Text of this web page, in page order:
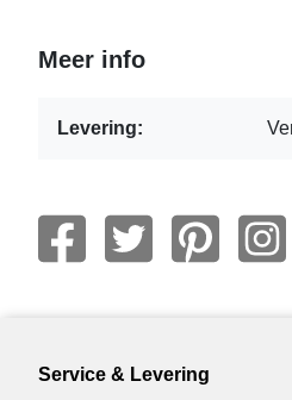
Meer info
Levering:
Service & Levering